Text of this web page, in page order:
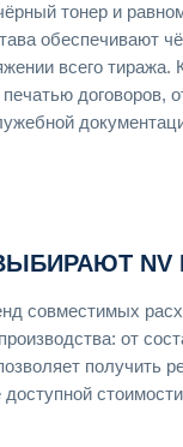
тонер и
обеспечивают
всего тиража.
договоров,
NV
совместимых
от
получить